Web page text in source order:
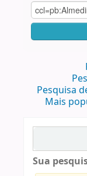
Pesquisa
Mais
Sua